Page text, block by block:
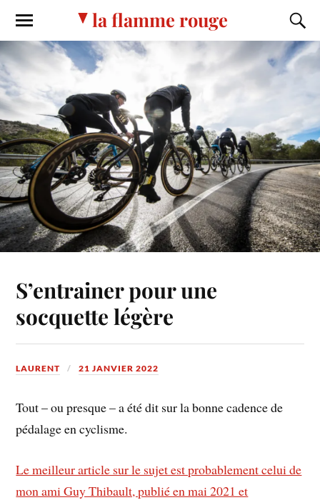
la flamme rouge
S’entrainer pour une
socquette légère
LAURENT 21 JANVIER 2022
Tout – ou presque – a été dit sur la bonne cadence de
pédalage en cyclisme.
Le meilleur article sur le sujet est probablement celui de
mon ami Guy Thibault, publié en mai 2021 et